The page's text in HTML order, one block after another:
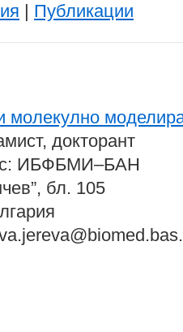
| Публикации
молекулно
докторант
ИБФБМИ–БАН
бл. 105